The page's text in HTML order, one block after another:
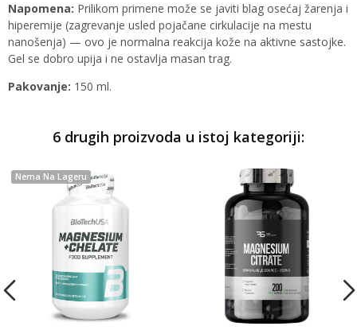
Napomena: Prilikom primene može se javiti blag osećaj žarenja i
hiperemije (zagrevanje usled pojačane cirkulacije na mestu
nanošenja) — ovo je normalna reakcija kože na aktivne sastojke.
Gel se dobro upija i ne ostavlja masan trag.
Pakovanje: 150 ml.
6 drugih proizvoda u istoj kategoriji:
Nema Na Lageru